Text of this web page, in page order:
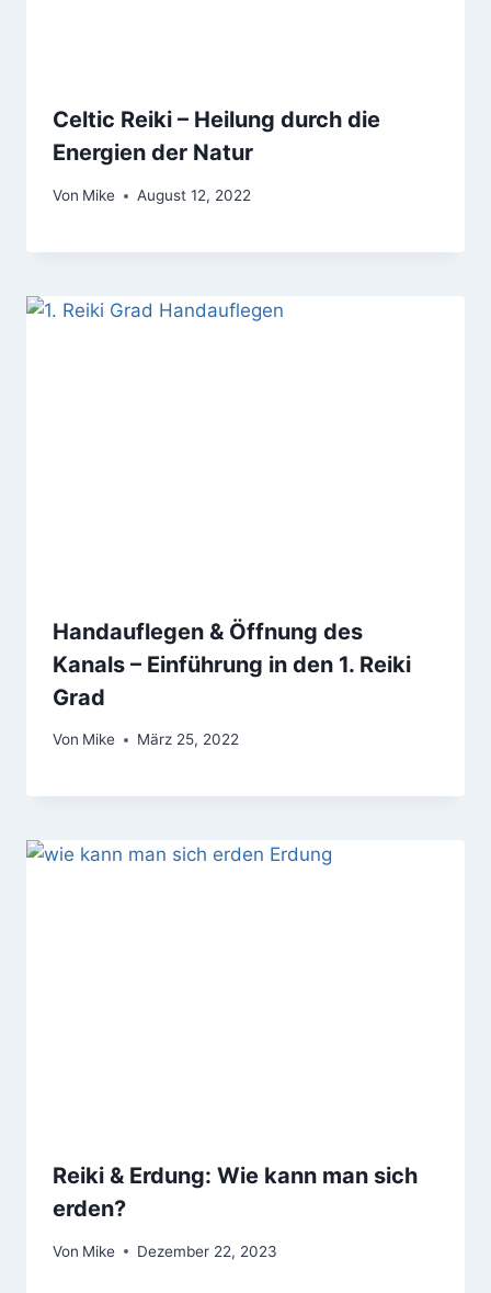
Celtic Reiki – Heilung durch die
Energien der Natur
Von Mike August 12, 2022
Handauflegen & Öffnung des
Kanals – Einführung in den 1. Reiki
Grad
Von Mike März 25, 2022
Reiki & Erdung: Wie kann man sich
erden?
Von Mike Dezember 22, 2023